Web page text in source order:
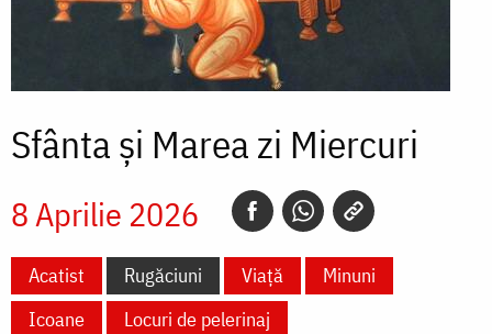
Sfânta și Marea zi Miercuri
8 Aprilie 2026
Acatist Rugăciuni Viață
Minuni
Icoane
Locuri de pelerinaj